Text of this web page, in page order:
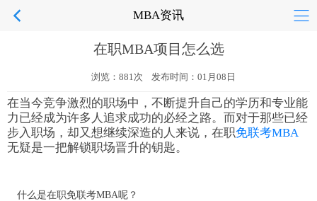
MBA资讯
在职MBA项目怎么选
浏览：881次 发布时间：01月08日
在当今竞争激烈的职场中，不断提升自己的学历和专业能
力已经成为许多人追求成功的必经之路。而对于那些已经
步入职场，却又想继续深造的人来说，在职免联考MBA
无疑是一把解锁职场晋升的钥匙。
什么是在职免联考MBA呢？